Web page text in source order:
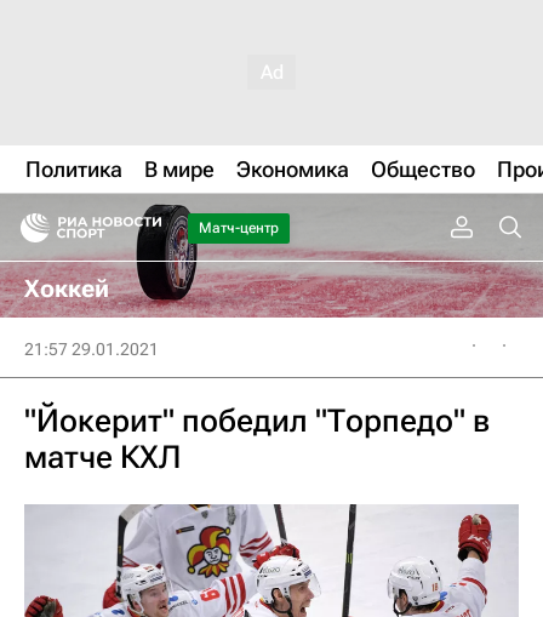
Политика В мире Экономика Общество
Матч-центр
Хоккей
21:57 29.01.2021
"Йокерит" победил "Торпедо" в
матче КХЛ